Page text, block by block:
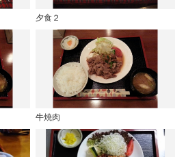
夕食２
牛焼肉